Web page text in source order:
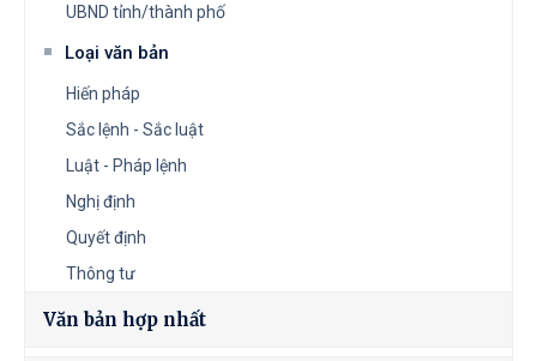
UBND tỉnh/thành phố
Loại văn bản
Hiến pháp
Sắc lệnh - Sắc luật
Luật - Pháp lệnh
Nghị định
Quyết định
Thông tư
Văn bản hợp nhất